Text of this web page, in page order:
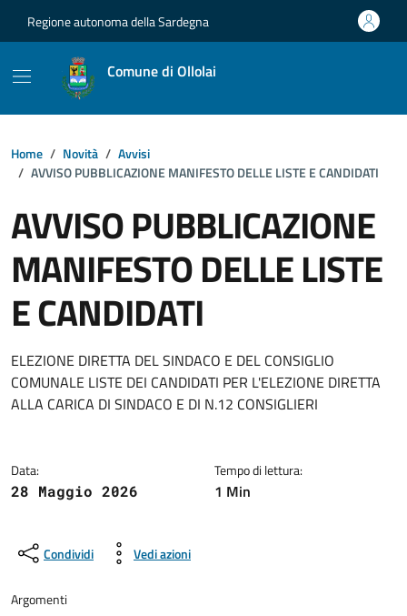
Regione autonoma della Sardegna
Comune di Ollolai
Home Novità
Avvisi
AVVISO PUBBLICAZIONE MANIFESTO DELLE LISTE E CANDIDATI
AVVISO PUBBLICAZIONE
MANIFESTO DELLE LISTE
E CANDIDATI
Dettagli della notizia
ELEZIONE DIRETTA DEL SINDACO E DEL CONSIGLIO
COMUNALE LISTE DEI CANDIDATI PER L'ELEZIONE DIRETTA
ALLA CARICA DI SINDACO E DI N.12 CONSIGLIERI
Data:
28 Maggio 2026
Tempo di lettura:
1 Min
Condividi Vedi azioni
Argomenti